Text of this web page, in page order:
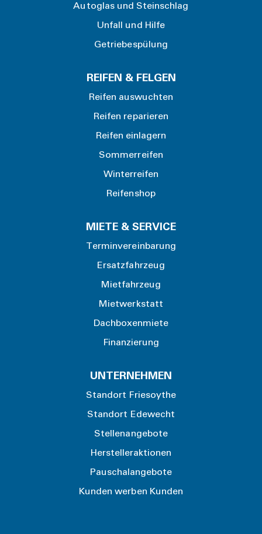
Autoglas und Steinschlag
Unfall und Hilfe
Getriebespülung
REIFEN & FELGEN
Reifen auswuchten
Reifen reparieren
Reifen einlagern
Sommerreifen
Winterreifen
Reifenshop
MIETE & SERVICE
Terminvereinbarung
Ersatzfahrzeug
Mietfahrzeug
Mietwerkstatt
Dachboxenmiete
Finanzierung
UNTERNEHMEN
Standort Friesoythe
Standort Edewecht
Stellenangebote
Herstelleraktionen
Pauschalangebote
Kunden werben Kunden